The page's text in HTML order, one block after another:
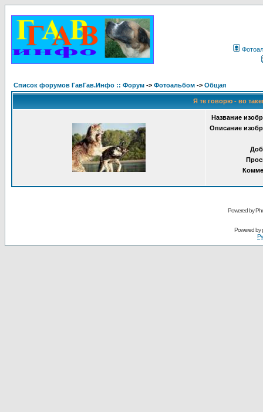
Список форумов ГавГав.Инфо :: Форум -> Фотоальбом -> Общая
Я те говорю - во
Название
Описание
Powered by
Powered by